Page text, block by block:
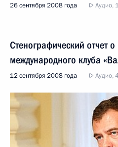
26 сентября 2008 года Аудио,
Стенографический отчет о
международного клуба
12 сентября 2008 года Аудио,